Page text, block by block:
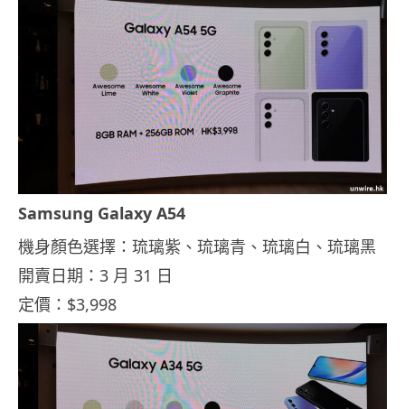
Samsung Galaxy A54
機身顏色選擇：琉璃紫、琉璃青、琉璃白、琉璃黑
開賣日期：3 月 31 日
定價：$3,998